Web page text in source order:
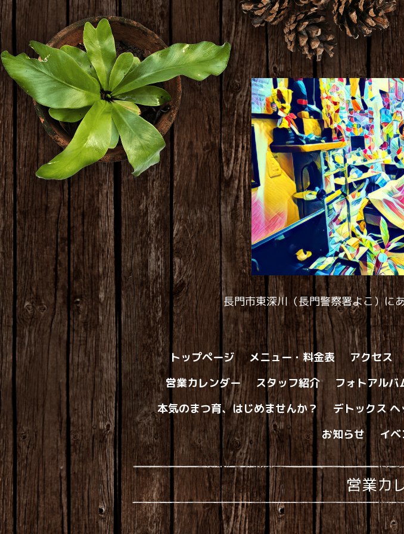
長門市東深川（長門警察署よこ）に
トップページ メニュー・料金表 アクセス
営業カレンダー
スタッフ紹介 フォトアルバ
本気のまつ育、はじめませんか？
デトックス ヘ
お知らせ
イ
営業カ